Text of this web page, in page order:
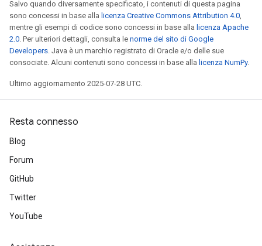
Salvo quando diversamente specificato, i contenuti di questa pagina
sono concessi in base alla licenza Creative Commons Attribution 4.0,
mentre gli esempi di codice sono concessi in base alla licenza Apache
2.0. Per ulteriori dettagli, consulta le norme del sito di Google
Developers. Java è un marchio registrato di Oracle e/o delle sue
consociate. Alcuni contenuti sono concessi in base alla licenza NumPy.
Ultimo aggiornamento 2025-07-28 UTC.
Resta connesso
Blog
Forum
GitHub
Twitter
YouTube